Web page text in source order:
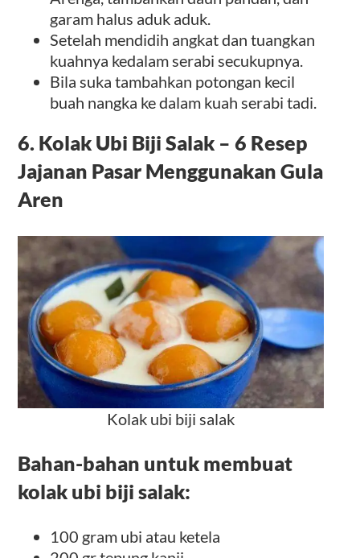
garam halus aduk aduk.
Setelah mendidih angkat dan tuangkan
kuahnya kedalam serabi secukupnya.
Bila suka tambahkan potongan kecil
buah nangka ke dalam kuah serabi tadi.
6. Kolak Ubi Biji Salak – 6 Resep
Jajanan Pasar Menggunakan Gula
Aren
Kolak ubi biji salak
Bahan-bahan untuk membuat
kolak ubi biji salak:
100 gram ubi atau ketela